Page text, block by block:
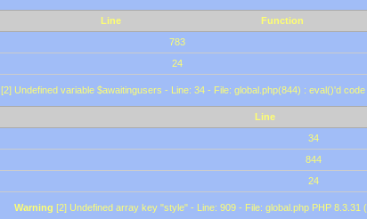
Line
Function
783
24
[2] Undefined variable $awaitingusers - Line: 34 - File: global.php(844) : eval()'d
Line
34
844
24
Warning [2] Undefined array key "style" - Line: 909 - File: global.php PHP 8.3.31